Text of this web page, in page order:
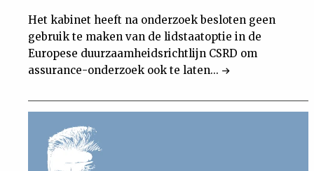
Het kabinet heeft na onderzoek besloten geen
gebruik te maken van de lidstaatoptie in de
Europese duurzaamheidsrichtlijn CSRD om
assurance-onderzoek ook te laten...